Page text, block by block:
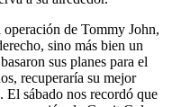
de Tommy John,
sino más bien un
sus planes para el
recuperaría su mejor
El sábado nos recordó que